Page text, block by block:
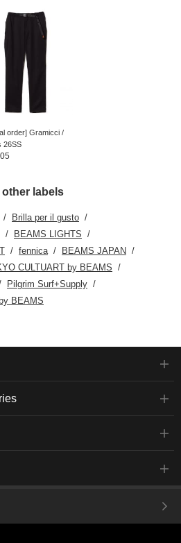
order] Gramicci /
26SS
labels
Brilla per il gusto
BEAMS LIGHTS
fennica
BEAMS JAPAN
CULTUART by BEAMS
Pilgrim Surf+Supply
BEAMS